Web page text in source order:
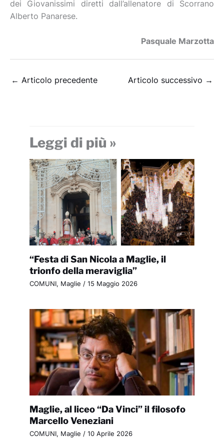
dei Giovanissimi diretti dall’allenatore di Scorrano
Alberto Panarese.
Pasquale Marzotta
← Articolo precedente Articolo successivo →
Leggi di più »
“Festa di San Nicola a Maglie, il
trionfo della meraviglia”
COMUNI, Maglie / 15 Maggio 2026
Maglie, al liceo “Da Vinci” il filosofo
Marcello Veneziani
COMUNI, Maglie / 10 Aprile 2026